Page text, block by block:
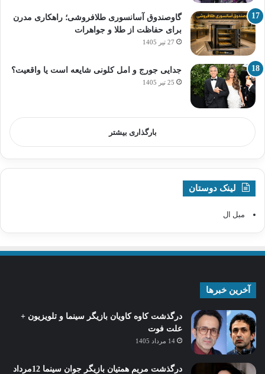
گاوصندوق آسانسوری طلافروشی؛ راهکاری مدرن
برای حفاظت از طلا و جواهرات
27 تیر 1405
جدایی جورج و امل کلونی شایعه است یا واقعیت؟
25 تیر 1405
بارگذاری بیشتر
لینک دوستان
مبل ال
آخرین خبرها
درگذشت کاوه کاویان بازیگر سینما و تلویزیون +
علت فوت
14 مرداد 1405
درگذشت مریم همتیان بازیگر جوان سینما 12مرداد